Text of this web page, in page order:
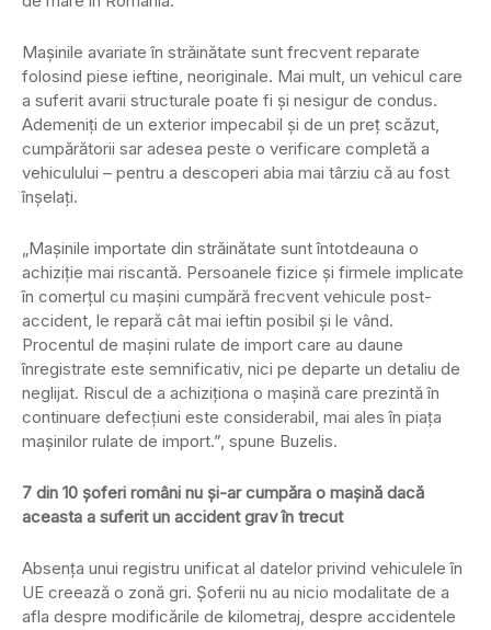
Mașinile avariate în străinătate sunt frecvent reparate
folosind piese ieftine, neoriginale. Mai mult, un vehicul care
a suferit avarii structurale poate fi și nesigur de condus.
Ademeniți de un exterior impecabil și de un preț scăzut,
cumpărătorii sar adesea peste o verificare completă a
vehiculului – pentru a descoperi abia mai târziu că au fost
înșelați.
„Mașinile importate din străinătate sunt întotdeauna o
achiziție mai riscantă. Persoanele fizice și firmele implicate
în comerțul cu mașini cumpără frecvent vehicule post-
accident, le repară cât mai ieftin posibil și le vând.
Procentul de mașini rulate de import care au daune
înregistrate este semnificativ, nici pe departe un detaliu de
neglijat. Riscul de a achiziționa o mașină care prezintă în
continuare defecțiuni este considerabil, mai ales în piața
mașinilor rulate de import.”, spune Buzelis.
7 din 10 șoferi români nu și-ar cumpăra o mașină dacă
aceasta a suferit un accident grav în trecut
Absența unui registru unificat al datelor privind vehiculele în
UE creează o zonă gri. Șoferii nu au nicio modalitate de a
afla despre modificările de kilometraj, despre accidentele